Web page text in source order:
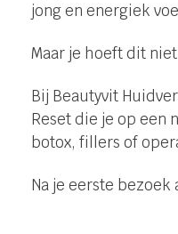
jong en energiek
Maar je hoeft dit
Bij Beautyvit
Reset die je op
botox, fillers of
Na je eerste